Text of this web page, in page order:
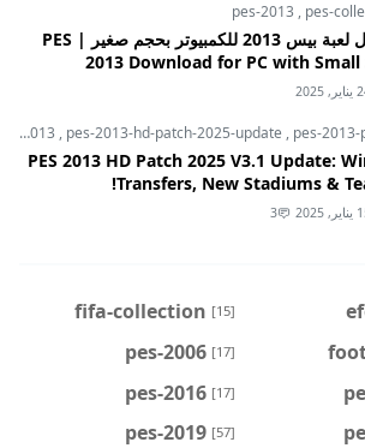
pes-2013 , pes-
تحميل لعبة بيس 2013 للكمبيوتر بحجم صغير | PES
2013 Download for PC with Small
2025
pes-2013 , pes-2013-hd-patch-2025-update , pes-2013-
PES 2013 HD Patch 2025 V3.1 Update:
Transfers, New Stadiums &
2025
3
fifa-collection [15]
pes-2006 [17]
pes-2016 [17]
pes-2019 [57]